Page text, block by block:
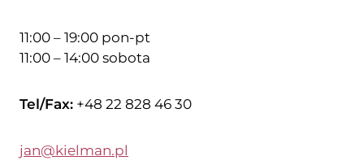
11:00 – 19:00 pon-pt
11:00 – 14:00 sobota
Tel/Fax: +48 22 828 46 30
jan@kielman.pl